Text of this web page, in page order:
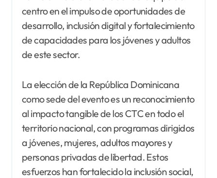
centro en el impulso de oportunidades de
desarrollo, inclusión digital y fortalecimiento
de capacidades para los jóvenes y adultos
de este sector.
La elección de la República Dominicana
como sede del evento es un reconocimiento
al impacto tangible de los CTC en todo el
territorio nacional, con programas dirigidos
a jóvenes, mujeres, adultos mayores y
personas privadas de libertad. Estos
esfuerzos han fortalecido la inclusión social,